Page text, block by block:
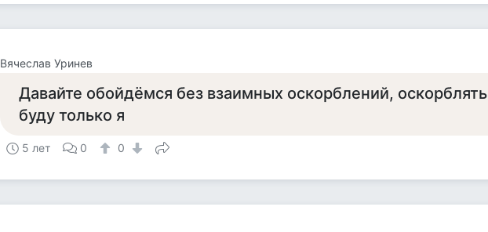
Вячеслав Уринев
Давайте обойдёмся без взаимных оскорблений, оскорблять
буду только я
5 лет 0 0